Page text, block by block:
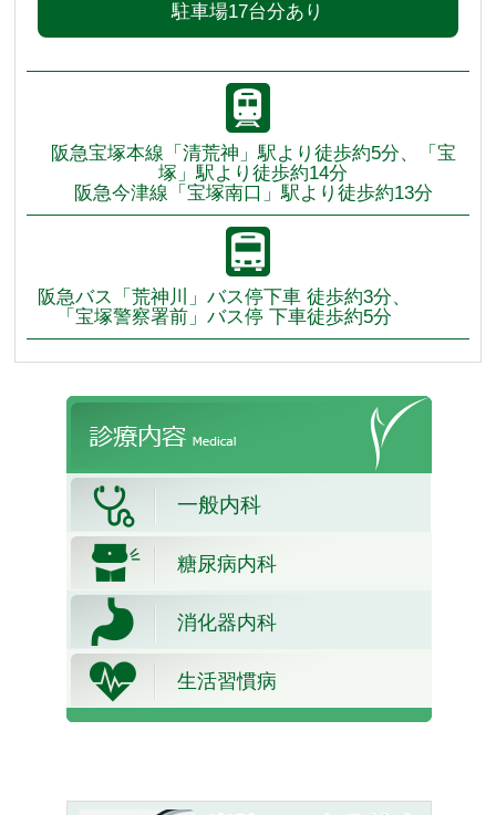
駐車場17台分あり
阪急宝塚本線「清荒神」駅より徒歩約5分、「宝
塚」駅より徒歩約14分
阪急今津線「宝塚南口」駅より徒歩約13分
阪急バス「荒神川」バス停下車 徒歩約3分、
「宝塚警察署前」バス停 下車徒歩約5分
一般内科
糖尿病内科
消化器内科
生活習慣病